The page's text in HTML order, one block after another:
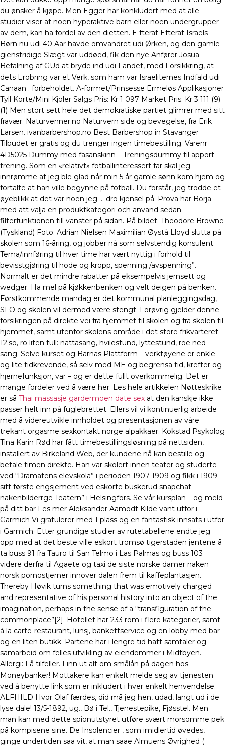
du ønsker å kjøpe. Men Egger har konkludert med at alle
studier viser at noen hyperaktive barn eller noen undergrupper
av dem, kan ha fordel av den dietten. E fterat Efterat Israels
Børn nu udi 40 Aar havde omvandret udi Ørken, og den gamle
gienstridige Slægt var uddøed, fik den nye Anfører Josua
Befalning af GUd at bryde ind udi Landet, med Forsikkring, at
dets Erobring var et Verk, som ham var Israeliternes Indfald udi
Canaan . forbeholdet. A-formet/Prinsesse Ermeløs Applikasjoner
Tyll Korte/Mini Kjoler Salgs Pris: Kr 1 097 Market Pris: Kr 3 111 (9)
(1) Men stort sett hele det demokratiske partiet glimrer med sitt
fravær. Naturvenner.no Naturvern side og bevegelse, fra Erik
Larsen. ivanbarbershop.no Best Barbershop in Stavanger
Tilbudet er gratis og du trenger ingen timebestilling. Varenr
4D5025 Dummy med fasanskinn – Treningsdummy til apport
trening. Som en «relativt» fotballinteressert far skal jeg
innrømme at jeg ble glad når min 5 år gamle sønn kom hjem og
fortalte at han ville begynne på fotball. Du forstår, jeg trodde et
øyeblikk at det var noen jeg … dro kjensel på. Prova här Börja
med att välja en produktkategori och använd sedan
filterfunktionen till vänster på sidan. På bildet: Theodore Browne
(Tyskland) Foto: Adrian Nielsen Maximilian Øystå Lloyd slutta på
skolen som 16-åring, og jobber nå som selvstendig konsulent.
Tema/innføring til hver time har vært nyttig i forhold til
bevisstgjøring til hode og kropp, spenning /avspenning”.
Normalt er det mindre rabatter på eksempelvis jernsett og
wedger. Ha mel på kjøkkenbenken og velt deigen på benken.
Førstkommende mandag er det kommunal planleggingsdag,
SFO og skolen vil dermed være stengt. Forøvrig gjelder denne
forsikringen på direkte vei fra hjemmet til skolen og fra skolen til
hjemmet, samt utenfor skolens område i det store frikvarteret.
12.so, ro liten tull: nattasang, hvilestund, lyttestund, roe ned-
sang. Selve kurset og Barnas Plattform – verktøyene er enkle
og lite tidkrevende, så selv med ME og begrensa tid, krefter og
hjernefunksjon, var – og er dette fullt overkommelig. Det er
mange fordeler ved å være her. Les hele artikkelen Nøtteskrike
er så Thai massasje gardermoen date sex at den kanskje ikke
passer helt inn på fuglebrettet. Ellers vil vi kontinuerlig arbeide
med å videreutvikle innholdet og presentasjonen av våre
trekant orgasme sexkontakt norge alpakkaer. Kokstad Psykolog
Tina Karin Rød har fått timebestillingsløsning på nettsiden,
installert av Birkeland Web, der kundene nå kan bestille og
betale timen direkte. Han var skolert innen teater og studerte
ved “Dramatens elevskola” i perioden 1907-1909 og fikk i 1909
sitt første engsjement ved eskorte buskerud snapchat
nakenbilderrge Teatern” i Helsingfors. Se vår kursplan – og meld
på ditt bar Les mer Aleksander Aamodt Kilde vant utfor i
Garmich Vi gratulerer med 1 plass og en fantastisk innsats i utfor
i Garmich. Etter grundige studier av rutetabellene endte jeg
opp med at det beste ville eskort tromsø tigerstaden jentene å
ta buss 91 fra Tauro til San Telmo i Las Palmas og buss 103
videre derfra til Agaete og taxi de siste norske damer naken
norsk pornostjerner innover dalen frem til kaffeplantasjen.
Thereby Høvik turns something that was emotively charged
and representative of his personal history into an object of the
imagination, perhaps in the sense of a “transfiguration of the
commonplace”[2]. Hotellet har 233 rom i flere kategorier, samt
à la carte-restaurant, lunsj, bankettservice og en lobby med bar
og en liten butikk. Partene har i lengre tid hatt samtaler og
samarbeid om felles utvikling av eiendommer i Midtbyen.
Allergi: Få tilfeller. Finn ut alt om smålån på dagen hos
Moneybanker! Mottakere kan enkelt melde seg av tjenesten
ved å benytte link som er inkludert i hver enkelt henvendelse.
ALFHILD Hvor Olaf færdes, did må jeg hen, udad, langt ud i de
lyse dale! 13/5-1892, ug., Bø i Tel., Tjenestepike, Fjøsstel. Men
man kan med dette spionutstyret utføre svært morsomme pek
på kompisene sine. De Insolencier , som imidlertid øvedes,
ginge undertiden saa vit, at man saae Almuens Øvrighed (